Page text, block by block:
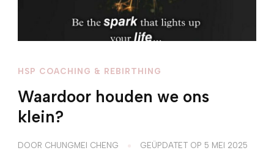
HSP COACHING & REBIRTHING
Waardoor houden we ons
klein?
DOOR CHUNGMEI CHENG GEÜPDATET OP 5 MEI 2025